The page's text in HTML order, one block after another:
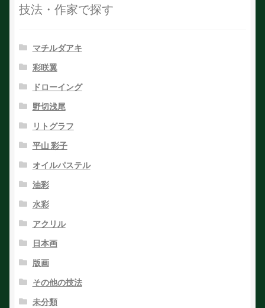
技法・作家で探す
マチルダアキ
彩咲翼
ドローイング
野切浅尾
リトグラフ
平山 彩子
オイルパステル
油彩
水彩
アクリル
日本画
版画
その他の技法
未分類